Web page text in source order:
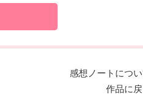
感想ノートについ
作品に